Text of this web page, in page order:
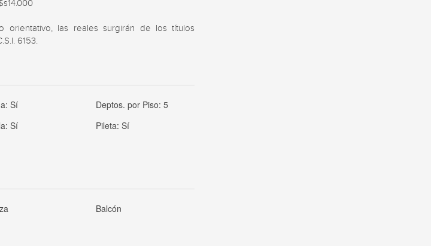
orientativo, las reales surgirán de los títulos
6153.
Sí Deptos. por Piso:5
Sí Pileta:Sí
Balcón